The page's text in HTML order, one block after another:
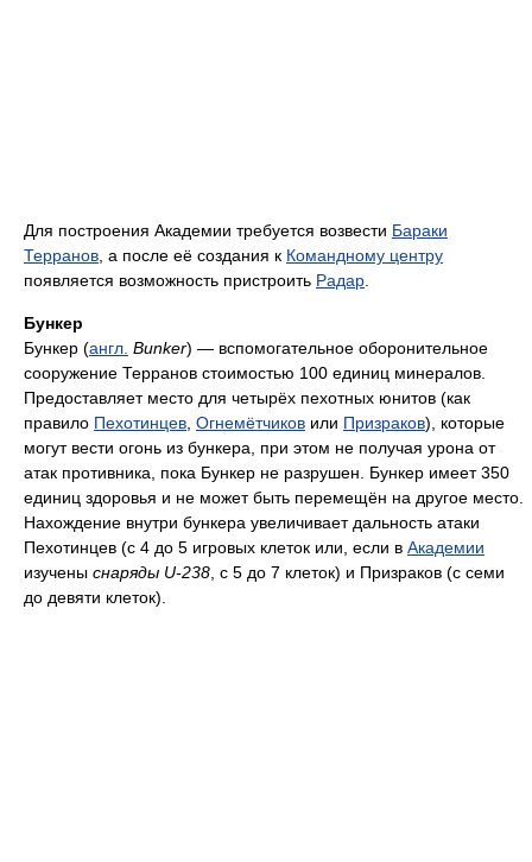
Для построения Академии требуется возвести Бараки
Терранов, а после её создания к Командному центру
появляется возможность пристроить Радар.
Бункер
Бункер (англ. Bunker) — вспомогательное оборонительное
сооружение Терранов стоимостью 100 единиц минералов.
Предоставляет место для четырёх пехотных юнитов (как
правило Пехотинцев, Огнемётчиков или Призраков), которые
могут вести огонь из бункера, при этом не получая урона от
атак противника, пока Бункер не разрушен. Бункер имеет 350
единиц здоровья и не может быть перемещён на другое место.
Нахождение внутри бункера увеличивает дальность атаки
Пехотинцев (с 4 до 5 игровых клеток или, если в Академии
изучены снаряды U-238, с 5 до 7 клеток) и Призраков (с семи
до девяти клеток).